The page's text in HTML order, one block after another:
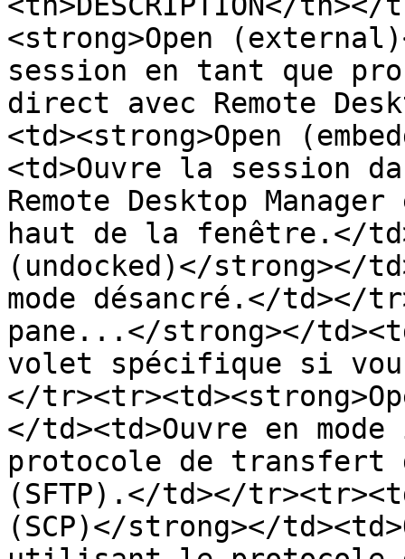
<strong>Open
session en tant que
direct avec Remote
<td><strong>Open
<td>Ouvre la session
Remote Desktop
haut de la fenêtre.</
(undocked)</strong></
mode désancré.</td></
pane...</strong></
volet spécifique si
</
</td><td>Ouvre en
protocole de transfert
(SFTP).</td></
(SCP)</strong></